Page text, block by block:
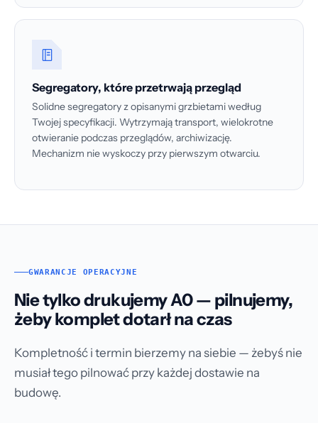
Segregatory, które przetrwają przegląd
Solidne segregatory z opisanymi grzbietami według
Twojej specyfikacji. Wytrzymają transport, wielokrotne
otwieranie podczas przeglądów, archiwizację.
Mechanizm nie wyskoczy przy pierwszym otwarciu.
GWARANCJE OPERACYJNE
Nie tylko drukujemy A0 — pilnujemy,
żeby komplet dotarł na czas
Kompletność i termin bierzemy na siebie — żebyś nie
musiał tego pilnować przy każdej dostawie na
budowę.